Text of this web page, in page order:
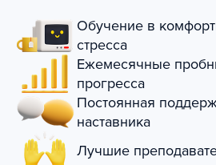
Обучение в
стресса
Ежемесячные
прогресса
Постоянная
наставника
Лучшие